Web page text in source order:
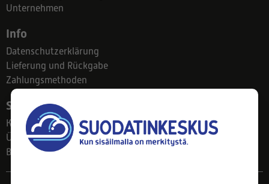
Unternehmen
Info
Datenschutzerklärung
Lieferung und Rückgabe
Zahlungsmethoden
Suodatinkeskus
Kontakt
Über uns
Blog